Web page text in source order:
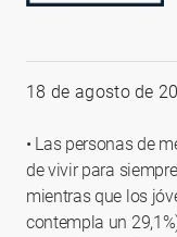
18 de agosto de
• Las personas de
de vivir para
mientras que los
contempla un